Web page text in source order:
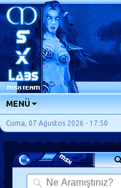
MENÜ
ANA SAYFA
FORUMLAR
SORU-CEVAP
GÜNLÜKLER
Cuma, 07 Ağustos 2026 - 17:50